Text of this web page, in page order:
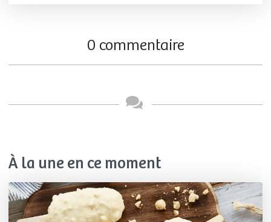
0 commentaire
À la une en ce moment